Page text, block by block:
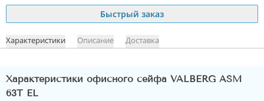
Быстрый заказ
Характеристики Описание Доставка
Характеристики офисного сейфа VALBERG ASM
63T EL